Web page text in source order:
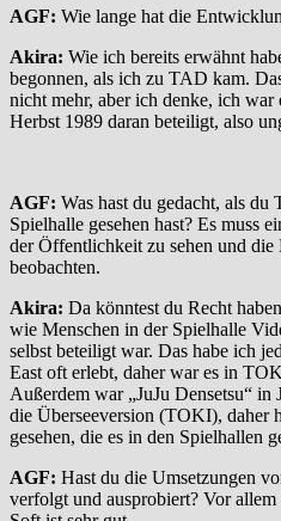
AGF: Wie lange hat die
Akira: Wie ich bereits erwähnt
begonnen, als ich zu TAD kam.
nicht mehr, aber ich denke, ich
Herbst 1989 daran beteiligt, also
AGF: Was hast du gedacht, als
Spielhalle gesehen hast? Es muss
der Öffentlichkeit zu sehen und die
beobachten.
Akira: Da könntest du Recht
wie Menschen in der Spielhalle
selbst beteiligt war. Das habe ich
East oft erlebt, daher war es in
Außerdem war „JuJu Densetsu“
die Überseeversion (TOKI), daher
gesehen, die es in den Spielhallen
AGF: Hast du die Umsetzungen
verfolgt und ausprobiert? Vor